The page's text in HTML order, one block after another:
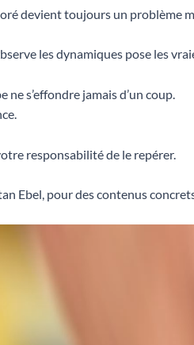
devient toujours un problème
les dynamiques pose les
ne s’effondre jamais d’un coup.
responsabilité de le repérer.
Ebel, pour des contenus